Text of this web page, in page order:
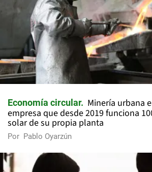
Economía circular
Minería urbana
empresa que desde 2019 funciona
solar de su propia planta
Por Pablo Oyarzún